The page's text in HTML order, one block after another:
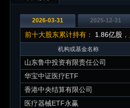
2026-03-31 2025-12-31
前十大股东累计持有： 1.86亿股
机构或基金名称
山东鲁中投资有限责任公司
华宝中证医疗ETF
香港中央结算有限公司
医疗器械ETF永赢